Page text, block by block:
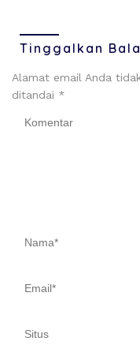
Tinggalkan
Alamat email Anda
ditandai *